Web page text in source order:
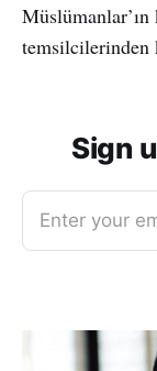
temsilcilerinden
Sign
Enter your